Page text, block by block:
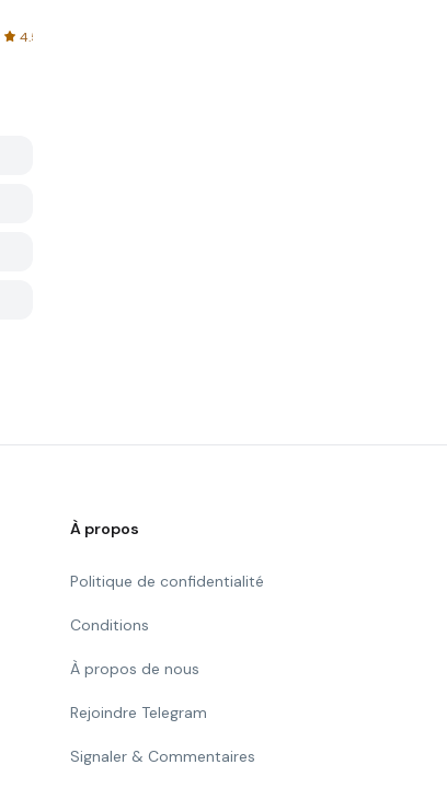
4.5
À propos
Politique de confidentialité
Conditions
À propos de nous
Rejoindre Telegram
Signaler & Commentaires